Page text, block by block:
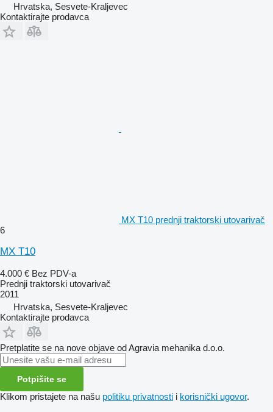
Hrvatska, Sesvete-Kraljevec
Kontaktirajte prodavca
MX T10 prednji traktorski utovarivač
6
MX T10
4.000 € Bez PDV-a
Prednji traktorski utovarivač
2011
Hrvatska, Sesvete-Kraljevec
Kontaktirajte prodavca
Pretplatite se na nove objave od Agravia mehanika d.o.o.
Potpišite se
Klikom pristajete na našu politiku privatnosti i korisnički ugovor.